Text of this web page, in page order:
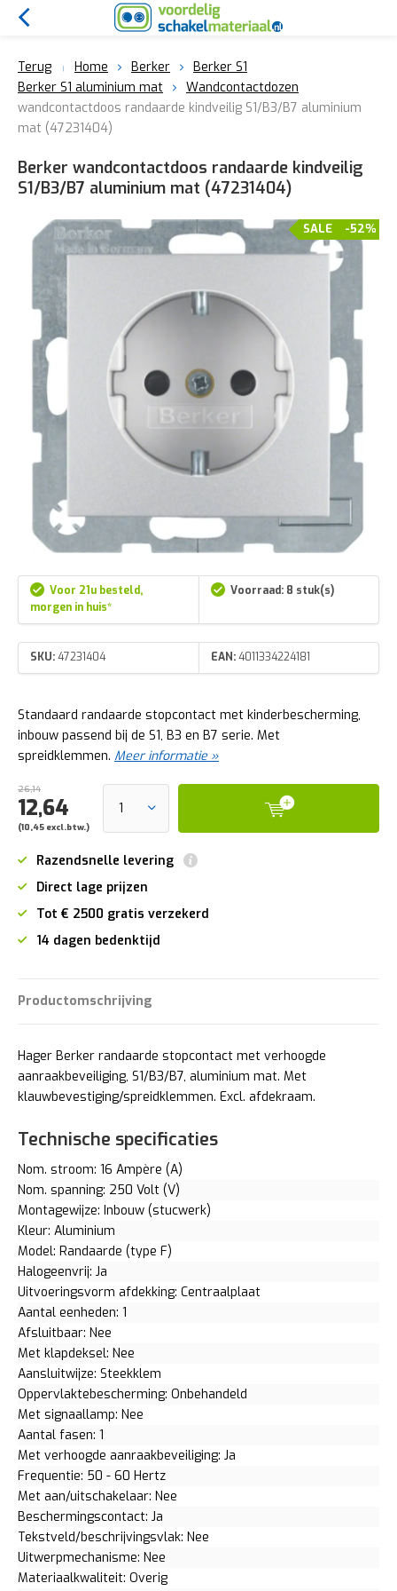
Terug Home Berker
Berker S1
Berker S1 aluminium mat
Wandcontactdozen
wandcontactdoos randaarde kindveilig S1/B3/B7 aluminium
mat (47231404)
Berker wandcontactdoos randaarde kindveilig
S1/B3/B7 aluminium mat (47231404)
-52%
SALE
Voor 21u besteld,
morgen in huis*
Voorraad: 8 stuk(s)
SKU:47231404 EAN:4011334224181
Standaard randaarde stopcontact met kinderbescherming,
inbouw passend bij de S1, B3 en B7 serie. Met
spreidklemmen. Meer informatie »
26,14
12,64
(10,45 excl.btw.)
Razendsnelle levering
Direct lage prijzen
Tot € 2500 gratis verzekerd
14 dagen bedenktijd
Productomschrijving
Hager Berker randaarde stopcontact met verhoogde
aanraakbeveiliging, S1/B3/B7, aluminium mat. Met
klauwbevestiging/spreidklemmen. Excl. afdekraam.
Technische specificaties
Nom. stroom: 16 Ampère (A)
Nom. spanning: 250 Volt (V)
Montagewijze: Inbouw (stucwerk)
Kleur: Aluminium
Model: Randaarde (type F)
Halogeenvrij: Ja
Uitvoeringsvorm afdekking: Centraalplaat
Aantal eenheden: 1
Afsluitbaar: Nee
Met klapdeksel: Nee
Aansluitwijze: Steekklem
Oppervlaktebescherming: Onbehandeld
Met signaallamp: Nee
Aantal fasen: 1
Met verhoogde aanraakbeveiliging: Ja
Frequentie: 50 - 60 Hertz
Met aan/uitschakelaar: Nee
Beschermingscontact: Ja
Tekstveld/beschrijvingsvlak: Nee
Uitwerpmechanisme: Nee
Materiaalkwaliteit: Overig